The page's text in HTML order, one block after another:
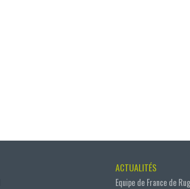
ACTUALITÉS
Equipe de France de